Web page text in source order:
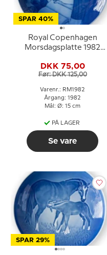
SPAR 40%
Royal Copenhagen
Morsdagsplatte 1982
DKK 75,00
Før: DKK 125,00
Varenr.: RM1982
Årgang: 1982
Mål: Ø: 15 cm
PÅ LAGER
Se vare
SPAR 29%